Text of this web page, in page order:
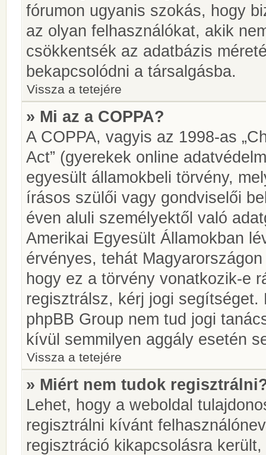
fórumon ugyanis szokás, hogy
az olyan felhasználókat, akik
csökkentsék az adatbázis
bekapcsolódni a társalgásba.
Vissza a tetejére
» Mi az a COPPA?
A COPPA, vagyis az 1998-as
Act” (gyerekek online
egyesült államokbeli törvény,
írásos szülői vagy gondviselői
éven aluli személyektől való
Amerikai Egyesült Államokban
érvényes, tehát
hogy ez a törvény vonatkozik-e
regisztrálsz, kérj jogi
phpBB Group nem tud jogi
kívül semmilyen aggály esetén
Vissza a tetejére
» Miért nem tudok
Lehet, hogy a weboldal
regisztrálni kívánt
regisztráció kikapcsolásra